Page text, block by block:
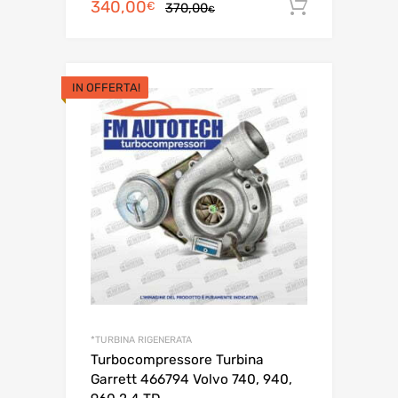
370,00€Il
370,00€.
340,00€
Il
340,00€.
IN OFFERTA!
*TURBINA RIGENERATA
Turbocompressore Turbina
Garrett 466794 Volvo 740, 940,